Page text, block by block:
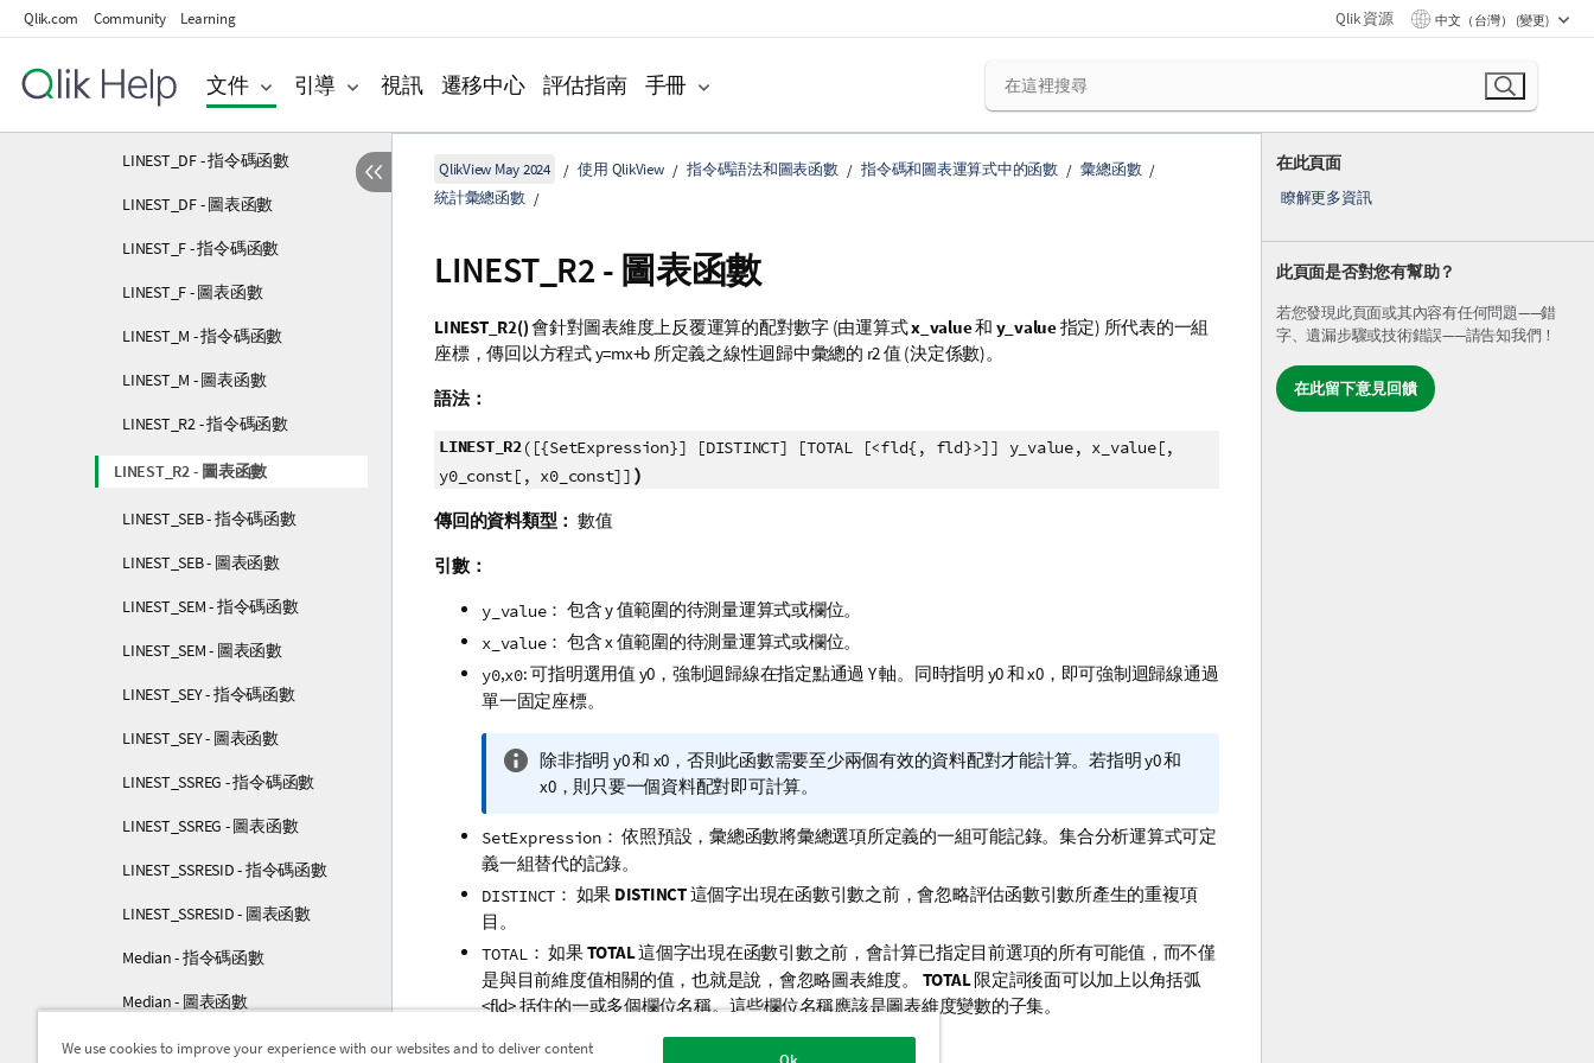
Qlik.com Community Learning Qlik 資源 中文（台灣） (變更)
文件 引導 視訊 遷移中心 評估指南 手冊
Kurtosis - 圖表函數
LINEST_B - 指令碼函數
LINEST_DF - 指令碼函數
LINEST_DF - 圖表函數
LINEST_F - 指令碼函數
LINEST_F - 圖表函數
LINEST_M - 指令碼函數
LINEST_M - 圖表函數
LINEST_R2 - 指令碼函數
LINEST_R2 - 圖表函數
LINEST_SEB - 指令碼函數
LINEST_SEB - 圖表函數
LINEST_SEM - 指令碼函數
LINEST_SEM - 圖表函數
LINEST_SEY - 指令碼函數
LINEST_SEY - 圖表函數
LINEST_SSREG - 指令碼函數
LINEST_SSREG - 圖表函數
LINEST_SSRESID - 指令碼函數
LINEST_SSRESID - 圖表函數
Median - 指令碼函數
Median - 圖表函數
MutualInfo - 圖表函數
在此頁面
瞭解更多資訊
此頁面是否對您有幫助？
若您發現此頁面或其內容有任何問題——錯
字、遺漏步驟或技術錯誤——請告知我們！
在此留下意見回饋
QlikView May 2024 使用 QlikView 指令碼語法和圖表函數 指令碼和圖表運算式中的函數
彙總函數
統計彙總函數
LINEST_R2 - 圖表函數
LINEST_R2()會針對圖表維度上反覆運算的配對數字 (由運算式x_value和 y_value指定) 所代表的一組
座標，傳回以方程式y=mx+b 所定義之線性迴歸中彙總的 r2值 (決定係數)。
語法：
LINEST_R2([{SetExpression}] [DISTINCT] [TOTAL [<fld{, fld}>]] y_value, x_value[,
y0_const[, x0_const]] )
傳回的資料類型： 數值
引數：
y_value： 包含y值範圍的待測量運算式或欄位。
x_value： 包含x值範圍的待測量運算式或欄位。
y0,x0: 可指明選用值 y0 ，強制迴歸線在指定點通過 Y 軸。同時指明 y0和x0，即可強制迴歸線通過
單一固定座標。
資
訊
註
除非指明 y0和 x0 ，否則此函數需要至少兩個有效的資料配對才能計算。若指明y0和
x0，則只要一個資料配對即可計算。
SetExpression： 依照預設，彙總函數將彙總選項所定義的一組可能記錄。集合分析運算式可定
義一組替代的記錄。
DISTINCT ： 如果 DISTINCT這個字出現在函數引數之前，會忽略評估函數引數所產生的重複項
目。
TOTAL ： 如果TOTAL這個字出現在函數引數之前，會計算已指定目前選項的所有可能值，而不僅
是與目前維度值相關的值，也就是說，會忽略圖表維度。 TOTAL限定詞後面可以加上以角括弧
<fld>括住的一或多個欄位名稱。這些欄位名稱應該是圖表維度變數的子集。
We use cookies to improve your experience with our websites and to deliver content